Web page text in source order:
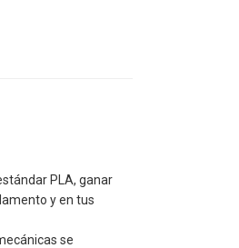
PLA, ganar
y en tus
se